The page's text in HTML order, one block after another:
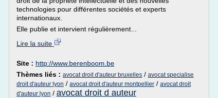
technologies pour différentes sociétés et experts
internationaux.
Elle publie et intervient régulièrement...
Lire la suite
Site : http://www.berenboom.be
Thèmes liés : avocat droit d'auteur bruxelles / avocat specialise
droit d'auteur lyon / avocat droit d'auteur montpellier / avocat droit
d'auteur lyon / avocat droit d auteur